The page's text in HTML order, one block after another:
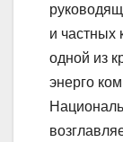
и частных
одной из
энерго